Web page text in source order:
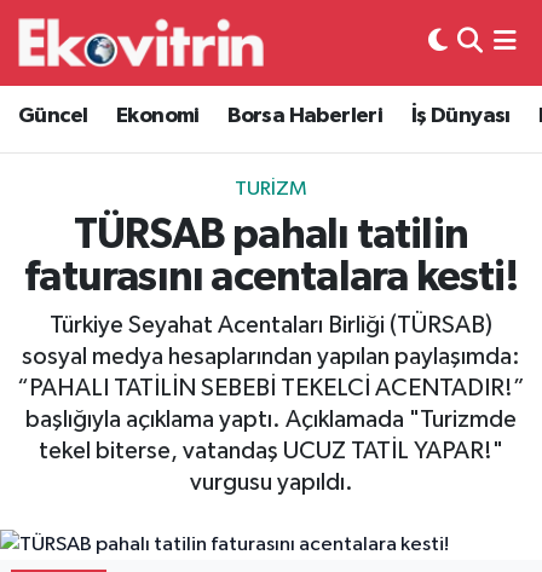
Güncel Ekonomi Borsa Haberleri İş Dünyası
TURIZM
TÜRSAB pahalı tatilin
faturasını acentalara kesti!
Türkiye Seyahat Acentaları Birliği (TÜRSAB)
sosyal medya hesaplarından yapılan paylaşımda:
“PAHALI TATİLİN SEBEBİ TEKELCİ ACENTADIR!”
başlığıyla açıklama yaptı. Açıklamada "Turizmde
tekel biterse, vatandaş UCUZ TATİL YAPAR!"
vurgusu yapıldı.
Güncel
Ekonomi
Borsa Haberleri
İş Dünyası
Lojistik
Otovitrin
Asayiş
Hava Durumu
Trafik Durumu
Süper Lig Puan Durumu ve Fikstür
Tüm Manşetler
Son Dakika Haberleri
Haber Arşivi